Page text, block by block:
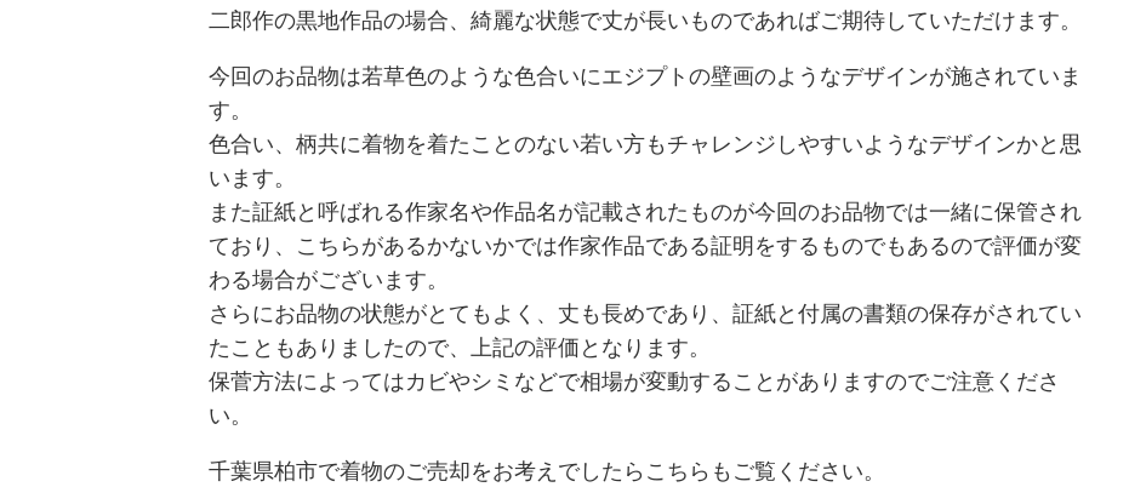
二郎作の黒地作品の場合、綺麗な状態で丈が長いものであればご期待していただけます。
今回のお品物は若草色のような色合いにエジプトの壁画のようなデザインが施されていま
す。
色合い、柄共に着物を着たことのない若い方もチャレンジしやすいようなデザインかと思
います。
また証紙と呼ばれる作家名や作品名が記載されたものが今回のお品物では一緒に保管され
ており、こちらがあるかないかでは作家作品である証明をするものでもあるので評価が変
わる場合がございます。
さらにお品物の状態がとてもよく、丈も長めであり、証紙と付属の書類の保存がされてい
たこともありましたので、上記の評価となります。
保菅方法によってはカビやシミなどで相場が変動することがありますのでご注意くださ
い。
千葉県柏市で着物のご売却をお考えでしたらこちらもご覧ください。